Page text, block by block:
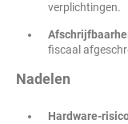
verplichtingen.
fiscaal
Nadelen
Hardware-